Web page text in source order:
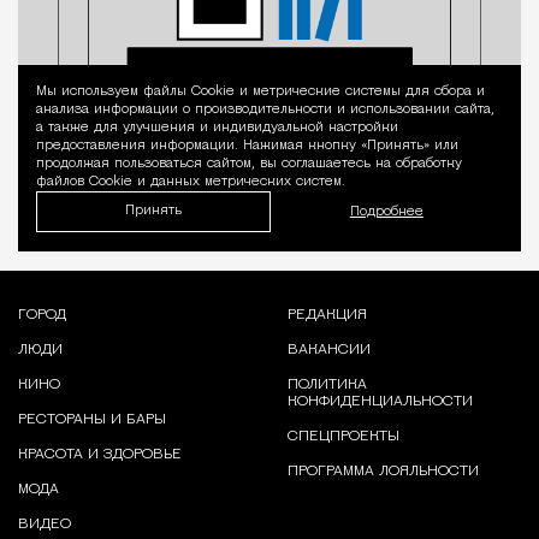
Уведомление
Мы используем файлы Сookie и метрические системы для сбора и
анализа информации о производительности и использовании сайта,
а также для улучшения и индивидуальной настройки
предоставления информации. Нажимая кнопку «Принять» или
продолжая пользоваться сайтом, вы соглашаетесь на обработку
файлов Cookie и данных метрических систем.
Принять Подробнее
ГОРОД
ЛЮДИ
КИНО
РЕСТОРАНЫ И БАРЫ
КРАСОТА И ЗДОРОВЬЕ
МОДА
ВИДЕО
РЕДАКЦИЯ
ВАКАНСИИ
ПОЛИТИКА
КОНФИДЕНЦИАЛЬНОСТИ
СПЕЦПРОЕКТЫ
ПРОГРАММА ЛОЯЛЬНОСТИ